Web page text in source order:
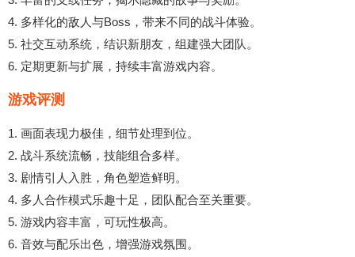
4. 多样化的敌人与Boss，带来不同的战斗体验。
5. 社交互动系统，结识新朋友，组建强大团队。
6. 定期更新与扩展，持续丰富游戏内容。
游戏评测
1. 画面表现力极佳，细节处理到位。
2. 战斗系统流畅，技能组合多样。
3. 剧情引人入胜，角色塑造鲜明。
4. 多人合作模式乐趣十足，团队配合至关重要。
5. 游戏内容丰富，可玩性极高。
6. 音效与配乐出色，增强游戏氛围。